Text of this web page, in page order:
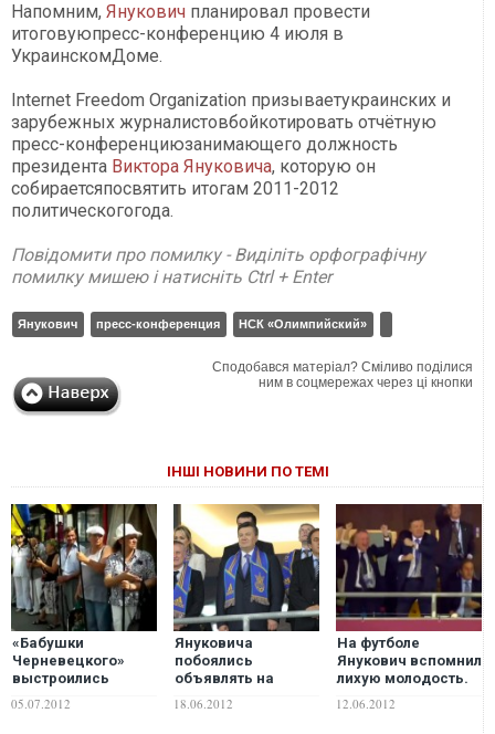
Напомним, Янукович планировал провести
итоговуюпресс-конференцию 4 июля в
УкраинскомДоме.
Internet Freedom Organization призываетукраинских и
зарубежных журналистовбойкотировать отчётную
пресс-конференциюзанимающего должность
президента Виктора Януковича, которую он
собираетсяпосвятить итогам 2011-2012
политическогогода.
Повідомити про помилку - Виділіть орфографічну
помилку мишею і натисніть Ctrl + Enter
Янукович пресс-конференция НСК «Олимпийский»
Сподобався матеріал? Сміливо поділися
ним в соцмережах через ці кнопки
ІНШІ НОВИНИ ПО ТЕМІ
«Бабушки
Черневецкого»
выстроились
Януковича у входа
05.07.2012
Януковича
побоялись
объявлять на
Швеция. Чтобы не
18.06.2012
На футболе
Янукович вспомнил
лихую молодость.
12.06.2012